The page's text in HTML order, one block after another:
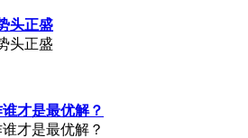
头正盛
头正盛
才是最优解？
才是最优解？